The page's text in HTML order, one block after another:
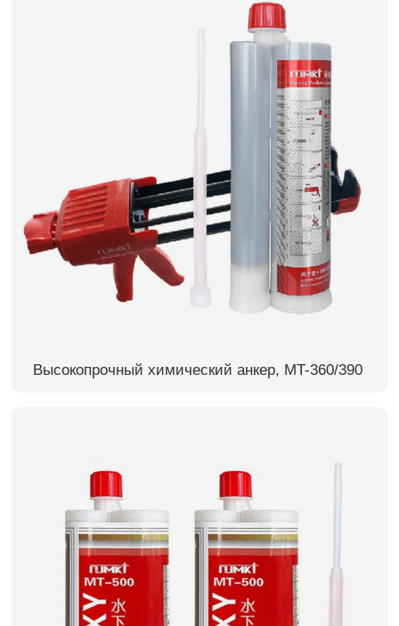
Высокопрочный химический анкер, MT-360/390